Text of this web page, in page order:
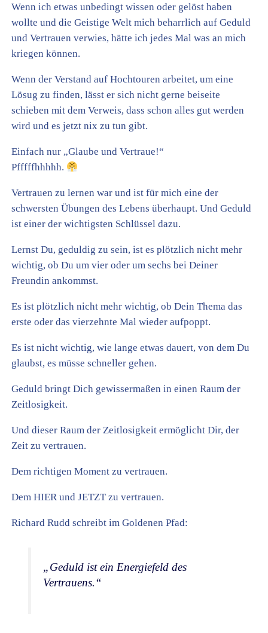
Wenn ich etwas unbedingt wissen oder gelöst haben
wollte und die Geistige Welt mich beharrlich auf Geduld
und Vertrauen verwies, hätte ich jedes Mal was an mich
kriegen können.
Wenn der Verstand auf Hochtouren arbeitet, um eine
Lösug zu finden, lässt er sich nicht gerne beiseite
schieben mit dem Verweis, dass schon alles gut werden
wird und es jetzt nix zu tun gibt.
Einfach nur „Glaube und Vertraue!“
Pfffffhhhhh.
Vertrauen zu lernen war und ist für mich eine der
schwersten Übungen des Lebens überhaupt. Und Geduld
ist einer der wichtigsten Schlüssel dazu.
Lernst Du, geduldig zu sein, ist es plötzlich nicht mehr
wichtig, ob Du um vier oder um sechs bei Deiner
Freundin ankommst.
Es ist plötzlich nicht mehr wichtig, ob Dein Thema das
erste oder das vierzehnte Mal wieder aufpoppt.
Es ist nicht wichtig, wie lange etwas dauert, von dem Du
glaubst, es müsse schneller gehen.
Geduld bringt Dich gewissermaßen in einen Raum der
Zeitlosigkeit.
Und dieser Raum der Zeitlosigkeit ermöglicht Dir, der
Zeit zu vertrauen.
Dem richtigen Moment zu vertrauen.
Dem HIER und JETZT zu vertrauen.
Richard Rudd schreibt im Goldenen Pfad:
„Geduld ist ein Energiefeld des
Vertrauens.“